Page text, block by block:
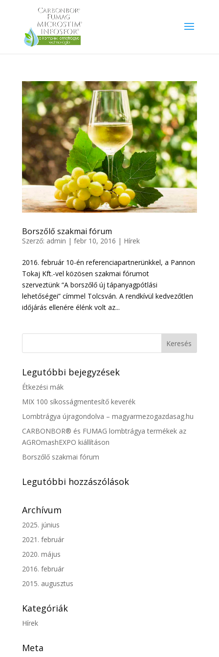
Borszőlő szakmai fórum
Szerző: admin | febr 10, 2016 | Hírek
2016. február 10-én referenciapartnerünkkel, a Pannon
Tokaj Kft.-vel közösen szakmai fórumot
szerveztünk “A borszőlő új tápanyagpótlási
lehetőségei” címmel Tolcsván. A rendkívül kedvezőtlen
időjárás ellenére élénk volt az...
Legutóbbi bejegyzések
Étkezési mák
MIX 100 síkosságmentesítő keverék
Lombtrágya újragondolva – magyarmezogazdasag.hu
CARBONBOR® és FUMAG lombtrágya termékek az
AGROmashEXPO kiállításon
Borszőlő szakmai fórum
Legutóbbi hozzászólások
Archívum
2025. június
2021. február
2020. május
2016. február
2015. augusztus
Kategóriák
Hírek
Meta